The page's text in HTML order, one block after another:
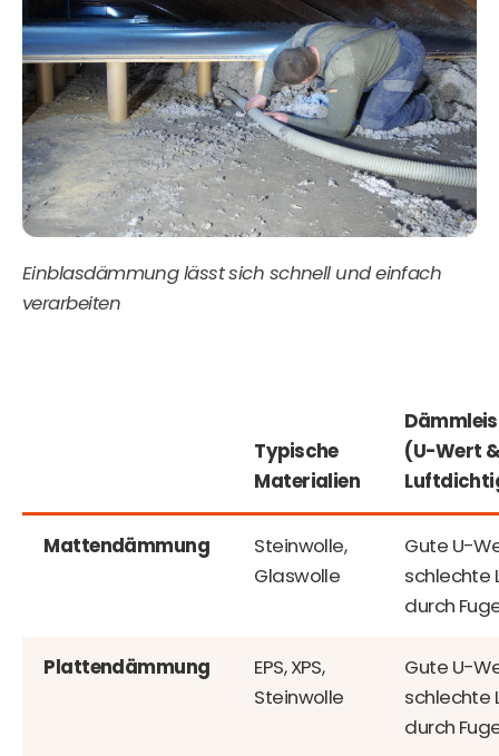
Einblasdämmung lässt sich schnell und einfach
verarbeiten
Typische
Materialien
(U-Wert
Mattendämmung
Steinwolle,
Glaswolle
Gute U-
schlechte
durch
Plattendämmung
EPS, XPS,
Steinwolle
Gute U-
schlechte
durch